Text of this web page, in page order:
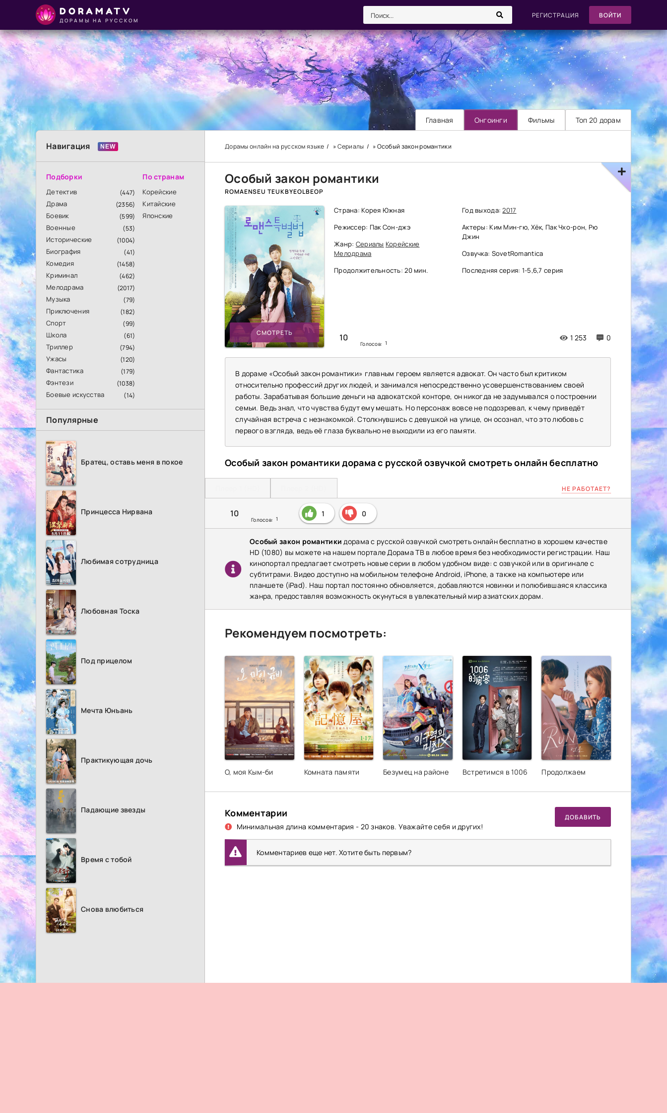
DORAMATV
ДОРАМЫ НА РУССКОМ
РЕГИСТРАЦИЯ ВОЙТИ
Главная Онгоинги Фильмы Топ 20 дорам
Навигация
Подборки
Детектив (447)
Драма (2356)
Боевик (599)
Военные (53)
Исторические (1004)
Биография (41)
Комедия (1458)
Криминал (462)
Мелодрама (2017)
Музыка (79)
Приключения (182)
Спорт (99)
Школа (61)
Триллер (794)
Ужасы (120)
Фантастика (179)
Фэнтези (1038)
Боевые искусства (14)
По странам
Корейские
Китайские
Японские
Популярные
Братец, оставь меня в покое
Принцесса Нирвана
Любимая сотрудница
Любовная Тоска
Под прицелом
Мечта Юнъань
Практикующая дочь
Падающие звезды
Время с тобой
Снова влюбиться
Дорамы онлайн на русском языке »Сериалы » Особый закон романтики
Особый закон романтики
ROMAENSEU TEUKBYEOLBEOP
СМОТРЕТЬ
Страна: Корея Южная
Режиссер: Пак Сон-джэ
Жанр: Сериалы Корейские
Мелодрама
Продолжительность: 20 мин.
10
Голосов: 1
1 253 0
Год выхода:2017
Актеры: Ким Мин-гю, Хёк, Пак Чхо-рон, Рю
Джин
Озвучка: SovetRomantica
Последняя серия: 1-5,6,7 серия
В дораме «Особый закон романтики» главным героем является адвокат. Он часто был критиком
относительно профессий других людей, и занимался непосредственно усовершенствованием своей
работы. Зарабатывая большие деньги на адвокатской конторе, он никогда не задумывался о построении
семьи. Ведь знал, что чувства будут ему мешать. Но персонаж вовсе не подозревал, к чему приведёт
случайная встреча с незнакомкой. Столкнувшись с девушкой на улице, он осознал, что это любовь с
первого взгляда, ведь её глаза буквально не выходили из его памяти.
Особый закон романтики дорама с русской озвучкой смотреть онлайн бесплатно
НЕ РАБОТАЕТ?
10
Голосов: 1
1 0
Особый закон романтики дорама с русской озвучкой смотреть онлайн бесплатно в хорошем качестве
HD (1080) вы можете на нашем портале Дорама ТВ в любое время без необходимости регистрации. Наш
кинопортал предлагает смотреть новые серии в любом удобном виде: с озвучкой или в оригинале с
субтитрами. Видео доступно на мобильном телефоне Android, iPhone, а также на компьютере или
планшете (iPad). Наш портал постоянно обновляется, добавляются новинки и полюбившаяся классика
жанра, предоставляя возможность окунуться в увлекательный мир азиатских дорам.
Рекомендуем посмотреть:
О, моя Кым-би Комната памяти Безумец на районе Встретимся в 1006 Продолжаем
Комментарии
Минимальная длина комментария - 20 знаков. Уважайте себя и других!
ДОБАВИТЬ
Комментариев еще нет. Хотите быть первым?